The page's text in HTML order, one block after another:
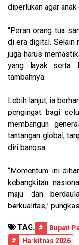
diperlukan agar
“Peran orang tua
di era digital. Selain
juga harus
yang layak serta
tambahnya.
Lebih lanjut, ia
pengingat bagi
membangun
tantangan global,
diri bangsa.
“Momentum ini
kebangkitan
maju dan
berkualitas,”
TAG: # Bupati
#
Harkitnas 2026